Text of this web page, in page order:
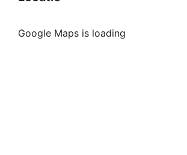
Google Maps is loading